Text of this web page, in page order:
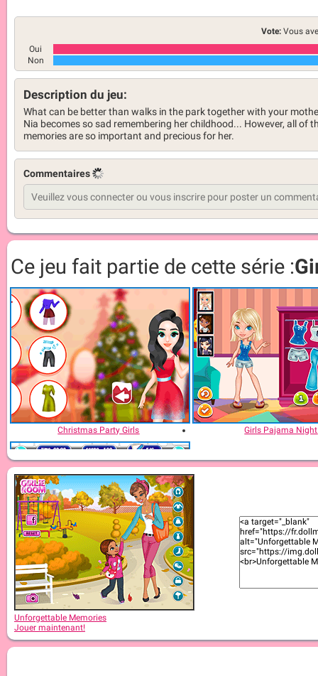
Vote: Vous
Oui
Non
Description du jeu:
What can be better than walks in the park together with your
Nia becomes so sad remembering her childhood... However, all of
memories are so important and precious for her.
Commentaires
Ce jeu fait partie de cette série :
Christmas Party Girls Girls Pajama Night
Girls Fun Lesson
Unforgettable Memories
Jouer maintenant!